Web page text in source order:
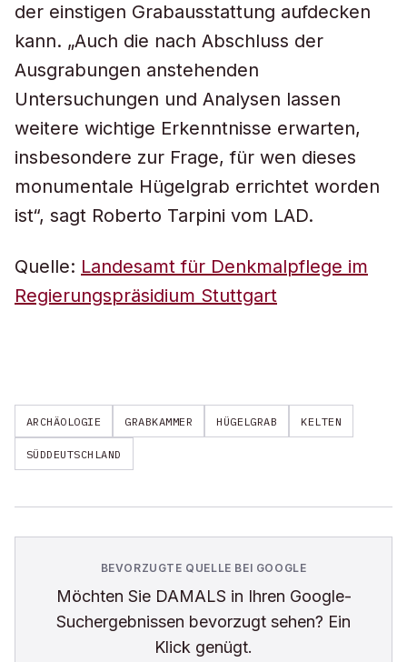
der einstigen Grabausstattung aufdecken
kann. „Auch die nach Abschluss der
Ausgrabungen anstehenden
Untersuchungen und Analysen lassen
weitere wichtige Erkenntnisse erwarten,
insbesondere zur Frage, für wen dieses
monumentale Hügelgrab errichtet worden
ist“, sagt Roberto Tarpini vom LAD.
Quelle: Landesamt für Denkmalpflege im
Regierungspräsidium Stuttgart
ARCHÄOLOGIE GRABKAMMER HÜGELGRAB KELTEN
SÜDDEUTSCHLAND
BEVORZUGTE QUELLE BEI GOOGLE
Möchten Sie DAMALS in Ihren Google-
Suchergebnissen bevorzugt sehen? Ein
Klick genügt.